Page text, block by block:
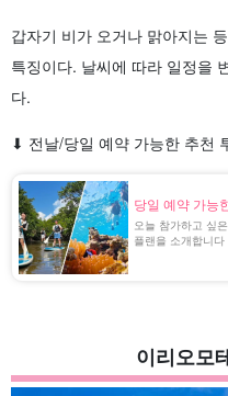
갑자기 비가 오거나 맑아지는
특징이다. 날씨에 따라 일정을
다.
⬇︎ 전날/당일 예약 가능한 추천
당일 예약 가능
오늘 참가하고 싶
플랜을 소개합니
이리오모